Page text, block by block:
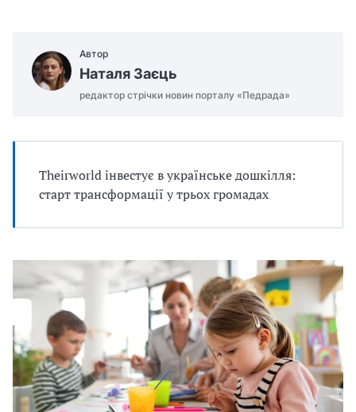
Автор
Наталя Заєць
редактор стрічки новин порталу «Педрада»
Theirworld інвестує в українське дошкілля:
старт трансформації у трьох громадах